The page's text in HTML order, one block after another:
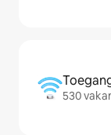
530